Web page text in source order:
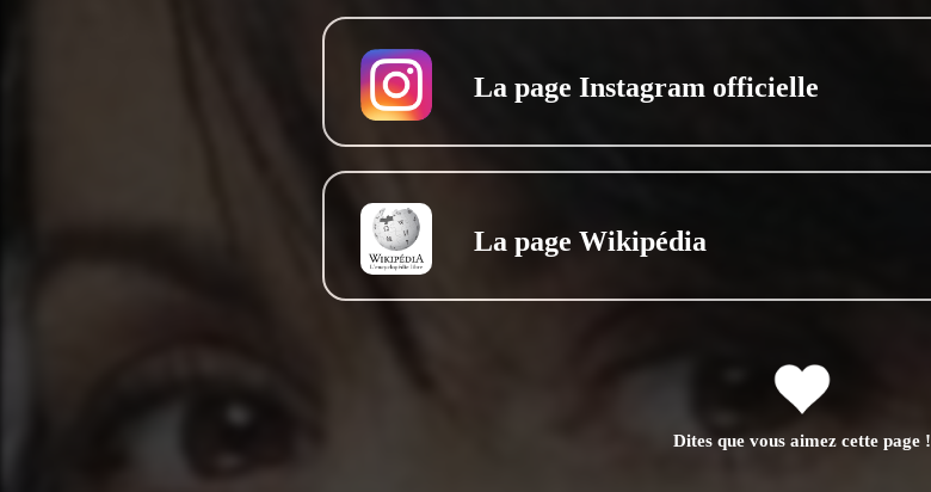
La page Instagram officielle
La page Wikipédia
Dites que vous aimez cette page !